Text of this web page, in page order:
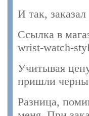
И так,
Ссылка в
wrist-watch-
Учитывая
пришли
Разница,